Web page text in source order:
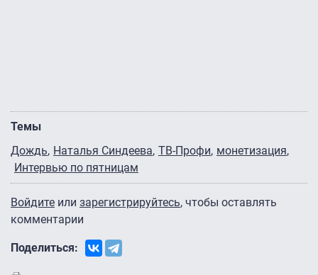
Темы
Дождь Наталья Синдеева ТВ-Профи монетизация
Интервью по пятницам
Войдите или зарегистрируйтесь, чтобы оставлять
комментарии
Поделиться: